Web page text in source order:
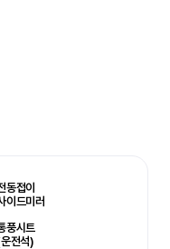
동접이
이드미러
풍시트
운전석)